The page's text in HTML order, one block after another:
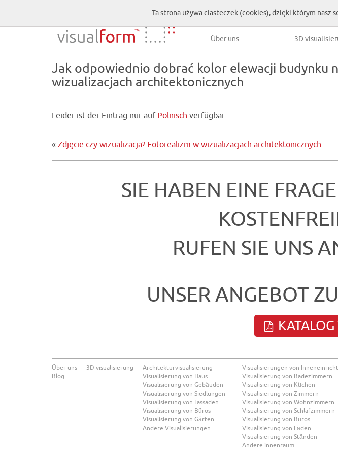
Über uns 3D
Jak odpowiednio dobrać kolor elewacji budynku
wizualizacjach architektonicznych
Leider ist der Eintrag nur auf Polnisch verfügbar.
« Zdjęcie czy wizualizacja? Fotorealizm w wizualizacjach architektonicznych
SIE HABEN EINE
RUFEN SIE UNS
UNSER ANGEBOT
Über uns
Blog
3D visualisierung
Architekturvisualisierung
Visualisierung von Haus
Visualisierung von Gebäuden
Visualisierung von Siedlungen
Visualisierung von Fassaden
Visualisierung von Büros
Visualisierung von Gärten
Andere Visualisierungen
Visualisierungen von
Visualisierung von Badezimmern
Visualisierung von Küchen
Visualisierung von Zimmern
Visualisierung von Wohnzimmern
Visualisierung von Schlafzimmern
Visualisierung von Büros
Visualisierung von Läden
Visualisierung von Ständen
Andere innenraum
Ta strona używa ciasteczek (cookies), dzięki którym nasz